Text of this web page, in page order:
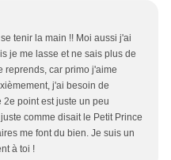
tenir la main !! Moi aussi j'ai
je me lasse et ne sais plus de
reprends, car primo j'aime
j'ai besoin de
point est juste un peu
comme disait le Petit Prince
me font du bien. Je suis un
à toi !